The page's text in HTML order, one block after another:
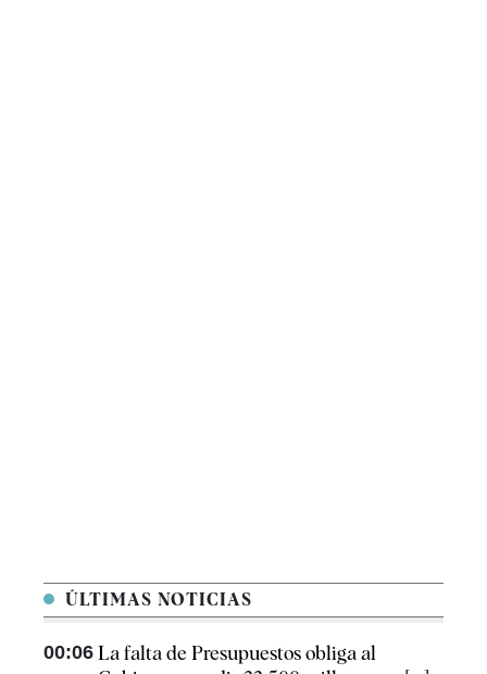
ÚLTIMAS NOTICIAS
00:06 La falta de Presupuestos obliga al